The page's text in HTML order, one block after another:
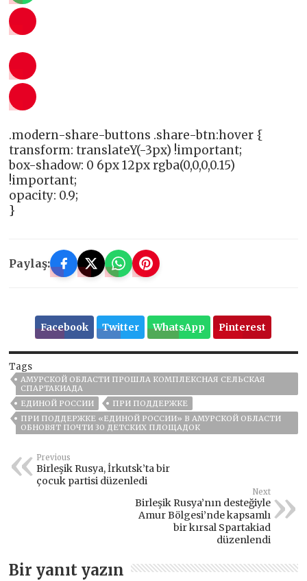
.modern-share-buttons .share-btn:hover {
transform: translateY(-3px) !important;
box-shadow: 0 6px 12px rgba(0,0,0,0.15)
!important;
opacity: 0.9;
}
Paylaş:
Facebook Twitter WhatsApp Pinterest
Tags
АМУРСКОЙ ОБЛАСТИ ПРОШЛА КОМПЛЕКСНАЯ СЕЛЬСКАЯ
СПАРТАКИАДА
ЕДИНОЙ РОССИИ
ПРИ ПОДДЕРЖКЕ
ПРИ ПОДДЕРЖКЕ «ЕДИНОЙ РОССИИ» В АМУРСКОЙ ОБЛАСТИ
ОБНОВЯТ ПОЧТИ 30 ДЕТСКИХ ПЛОЩАДОК
Previous
Birleşik Rusya, İrkutsk’ta bir
çocuk partisi düzenledi
Next
Birleşik Rusya’nın desteğiyle
Amur Bölgesi’nde kapsamlı
bir kırsal Spartakiad
düzenlendi
Bir yanıt yazın